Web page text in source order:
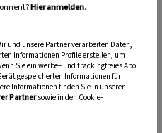
Hier anmelden.
und unsere Partner verarbeiten Daten,
Informationen Profile erstellen, um
Sie ein werbe– und trackingfreies Abo
gespeicherten Informationen für
Informationen finden Sie in unserer
Partnersowie in den Cookie-